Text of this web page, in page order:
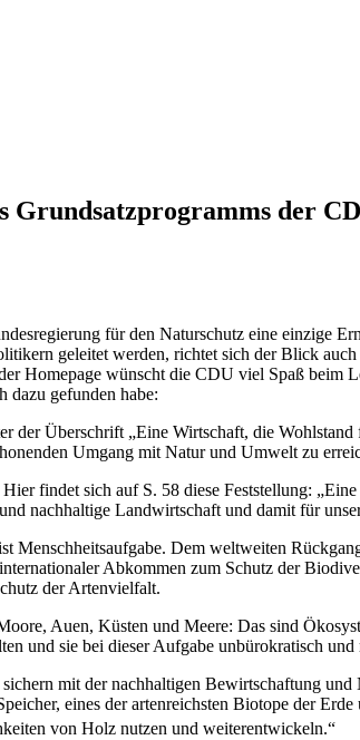
Grundsatzprogramms der
für den Naturschutz eine einzige
geleitet werden, richtet sich der Blick
Homepage wünscht die CDU viel Spaß beim
dazu gefunden habe:
der Überschrift „Eine Wirtschaft, die
Umgang mit Natur und Umwelt zu
findet sich auf S. 58 diese Feststellung:
nachhaltige Landwirtschaft und damit für
Dem weltweiten
Abkommen zum Schutz der
der Artenvielfalt.
Auen, Küsten und Meere: Das sind
und sie bei dieser Aufgabe unbürokratisch
mit der nachhaltigen Bewirtschaftung
eines der artenreichsten Biotope der
von Holz nutzen und weiterentwickeln.“